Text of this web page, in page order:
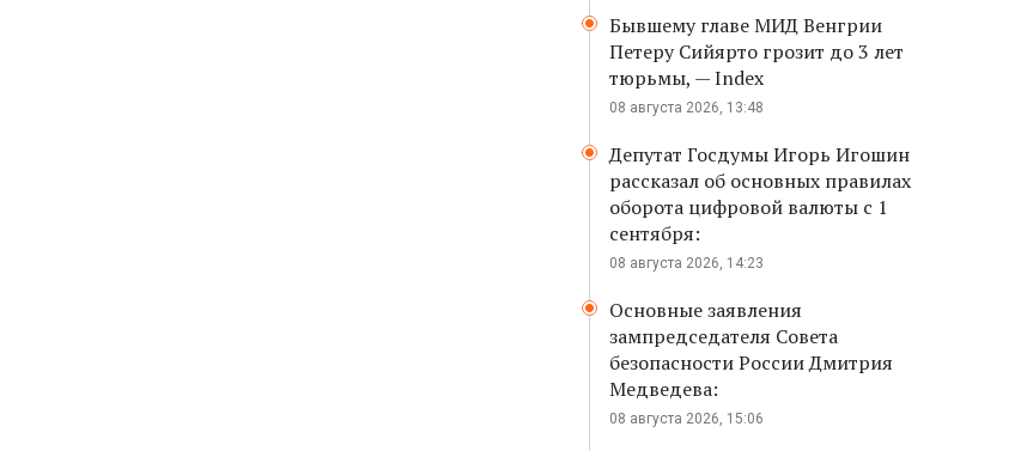
Бывшему главе МИД Венгрии
Петеру Сийярто грозит до 3 лет
тюрьмы, — Index
08 августа 2026, 13:48
Депутат Госдумы Игорь Игошин
рассказал об основных правилах
оборота цифровой валюты с 1
сентября:
08 августа 2026, 14:23
Основные заявления
зампредседателя Совета
безопасности России Дмитрия
Медведева:
08 августа 2026, 15:06